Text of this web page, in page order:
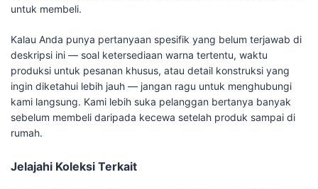
untuk membeli.
Kalau Anda punya pertanyaan spesifik yang belum terjawab di
deskripsi ini — soal ketersediaan warna tertentu, waktu
produksi untuk pesanan khusus, atau detail konstruksi yang
ingin diketahui lebih jauh — jangan ragu untuk menghubungi
kami langsung. Kami lebih suka pelanggan bertanya banyak
sebelum membeli daripada kecewa setelah produk sampai di
rumah.
Jelajahi Koleksi Terkait